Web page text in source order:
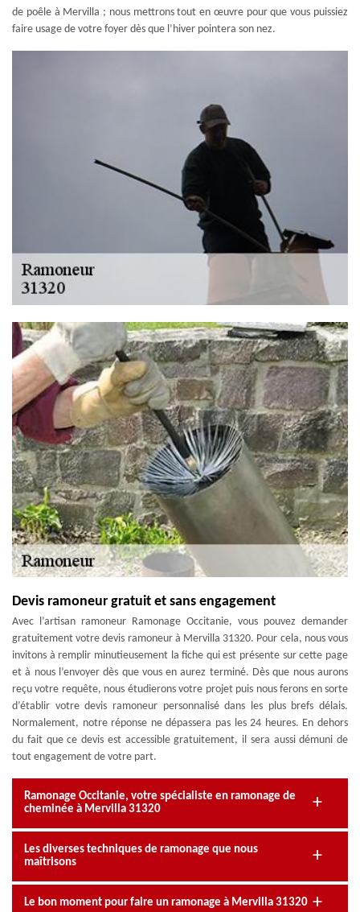
de poêle à Mervilla ; nous mettrons tout en œuvre pour que vous puissiez
faire usage de votre foyer dès que l’hiver pointera son nez.
Devis ramoneur gratuit et sans engagement
Avec l’artisan ramoneur Ramonage Occitanie, vous pouvez demander
gratuitement votre devis ramoneur à Mervilla 31320. Pour cela, nous vous
invitons à remplir minutieusement la fiche qui est présente sur cette page
et à nous l’envoyer dès que vous en aurez terminé. Dès que nous aurons
reçu votre requête, nous étudierons votre projet puis nous ferons en sorte
d’établir votre devis ramoneur personnalisé dans les plus brefs délais.
Normalement, notre réponse ne dépassera pas les 24 heures. En dehors
du fait que ce devis est accessible gratuitement, il sera aussi démuni de
tout engagement de votre part.
Ramonage Occitanie, votre spécialiste en ramonage de
cheminée à Mervilla 31320
Les diverses techniques de ramonage que nous
maîtrisons
Le bon moment pour faire un ramonage à Mervilla 31320